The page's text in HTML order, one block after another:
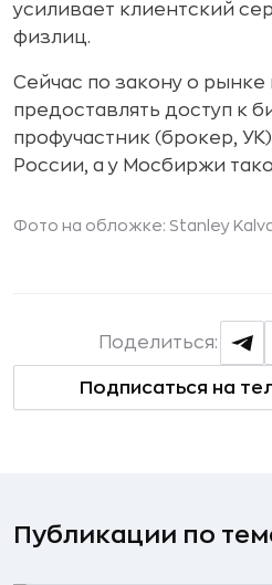
усиливает клиентский
физлиц.
Сейчас по закону о рынке
предоставлять доступ к
профучастник (брокер,
России, а у Мосбиржи
Фото на обложке: Stanley
Подписаться на
Поделиться:
Публикации по